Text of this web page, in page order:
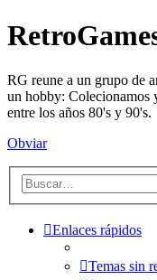
RG reune a un grupo de
un hobby: Colecionamos
entre los años 80's y 90's.
Obviar
Enlaces rápidos
Temas sin